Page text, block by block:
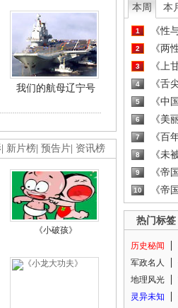
我们的航母辽宁号
新片榜 预告片 资讯榜
《小破孩》
本周 本
1 《性
2 《两
3 《上
4 《舌
5 《中
6 《美
7 《百
8 《未
9 《帝
10 《帝
热门标签
历史秘闻
军政名人
地理风光
灵异未知